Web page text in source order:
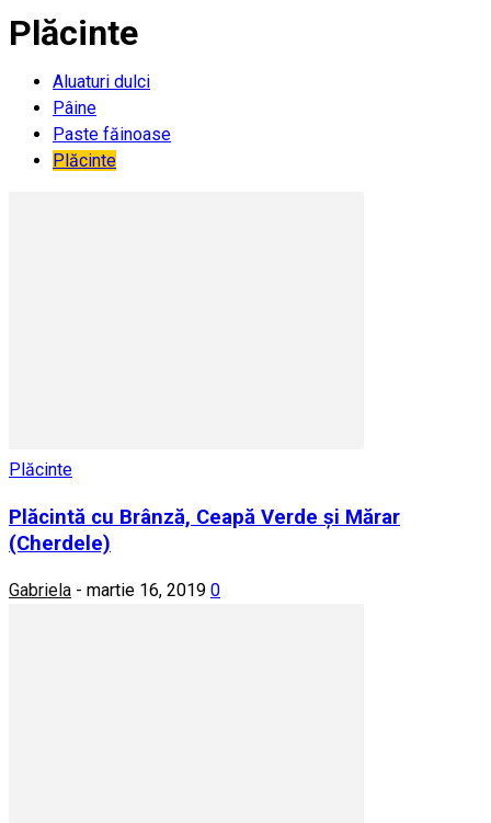
Plăcinte
Aluaturi dulci
Pâine
Paste făinoase
Plăcinte
Plăcinte
Plăcintă cu Brânză, Ceapă Verde și Mărar
(Cherdele)
Gabriela - martie 16, 2019 0